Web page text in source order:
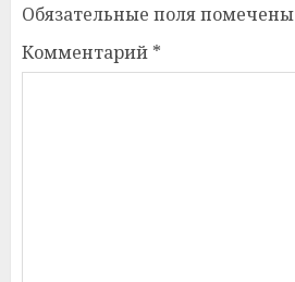
Обязательные поля помечены
Комментарий *